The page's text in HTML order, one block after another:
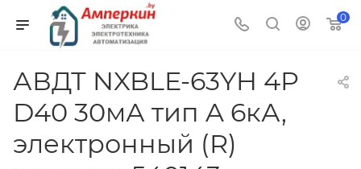
0
АВДТ NXBLE-63YH 4P
D40 30мА тип A 6кА,
электронный (R)